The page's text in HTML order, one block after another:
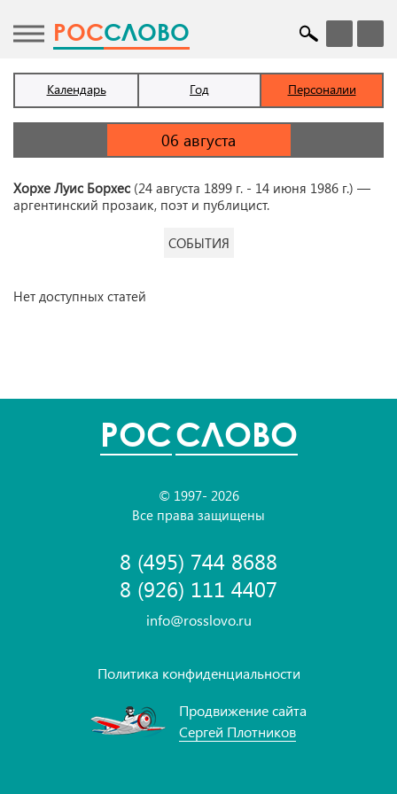
POCСЛОВО
Календарь Год Персоналии
Хорхе Луис Борхес (24 августа 1899 г. - 14 июня 1986 г.) —
аргентинский прозаик, поэт и публицист.
СОБЫТИЯ
Нет доступных статей
POCСЛОВО
© 1997- 2026
Все права защищены
8 (495) 744 8688
8 (926) 111 4407
info@rosslovo.ru
Политика конфиденциальности
Продвижение сайта
Сергей Плотников